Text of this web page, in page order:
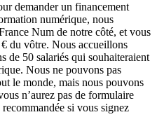
demander un financement
numérique, nous
Num de notre côté, et vous
du vôtre. Nous accueillons
de 50 salariés qui souhaiteraient
Nous ne pouvons pas
le monde, mais nous pouvons
n’aurez pas de formulaire
si vous signez